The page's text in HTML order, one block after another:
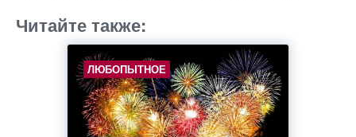
Читайте также:
ЛЮБОПЫТНОЕ